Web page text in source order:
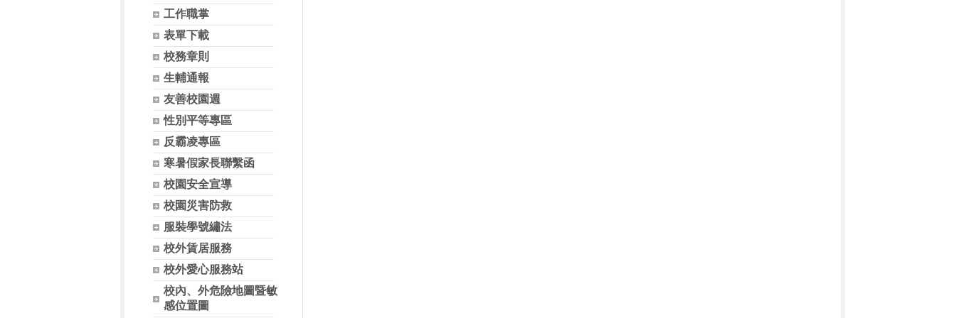
工作職掌
表單下載
校務章則
生輔通報
友善校園週
性別平等專區
反霸凌專區
寒暑假家長聯繫函
校園安全宣導
校園災害防救
服裝學號繡法
校外賃居服務
校外愛心服務站
校內、外危險地圖暨敏
感位置圖